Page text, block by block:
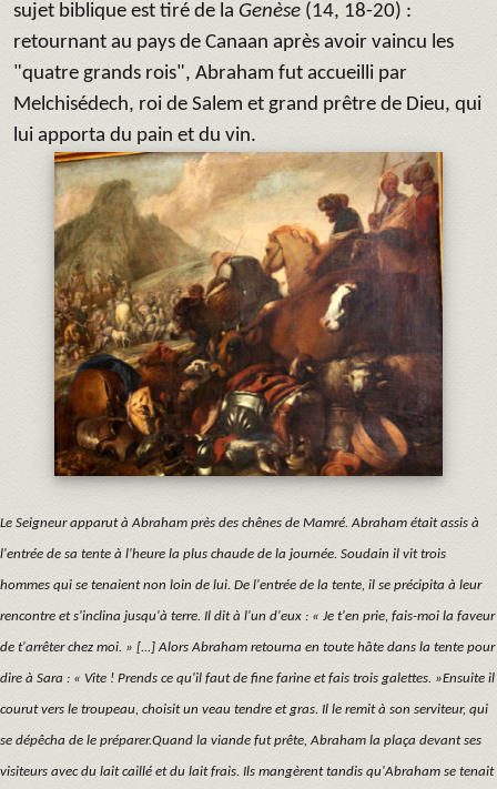
sujet biblique est tiré de la Genèse (14, 18-20) :
retournant au pays de Canaan après avoir vaincu les
"quatre grands rois", Abraham fut accueilli par
Melchisédech, roi de Salem et grand prêtre de Dieu, qui
lui apporta du pain et du vin.
Le Seigneur apparut à Abraham près des chênes de Mamré. Abraham était assis à
l'entrée de sa tente à l'heure la plus chaude de la journée. Soudain il vit trois
hommes qui se tenaient non loin de lui. De l'entrée de la tente, il se précipita à leur
rencontre et s'inclina jusqu'à terre. Il dit à l'un d'eux : « Je t'en prie, fais-moi la faveur
de t'arrêter chez moi. » [...] Alors Abraham retourna en toute hâte dans la tente pour
dire à Sara : « Vite ! Prends ce qu'il faut de fine farine et fais trois galettes. »Ensuite il
courut vers le troupeau, choisit un veau tendre et gras. Il le remit à son serviteur, qui
se dépêcha de le préparer.Quand la viande fut prête, Abraham la plaça devant ses
visiteurs avec du lait caillé et du lait frais. Ils mangèrent tandis qu'Abraham se tenait